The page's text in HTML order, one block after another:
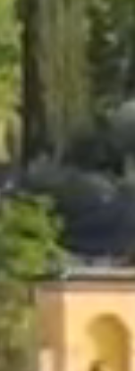
Acquista
Contatti
Modulo